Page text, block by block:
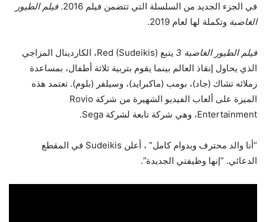
في الجزء الجديد من السلسلة التي تتضمن فيلم 2016.
فيلم الطيور
الغاضبة وتكملة لها لعام 2019.
فيلم الطيور الغاضبة 3
يتبع Red (Sudeikis)، الكاردينال المزاجي
الذي يحاول إنقاذ العالم بينما يقوم بتربية ثلاثة أطفال، بمساعدة
زملائه تشاك (جاد)، بومب (ماكبرايد)، وسيلفر (بلوم). تعتمد هذه
الميزة على ألعاب الفيديو الشهيرة من شركة Rovio
Entertainment، وهي شركة تابعة لشركة Sega.
“أنا والد محترف وبدوام كامل” ، أعلن Sudeikis في المقطع
الدعائي. “إنها وظيفتي الجديدة”.